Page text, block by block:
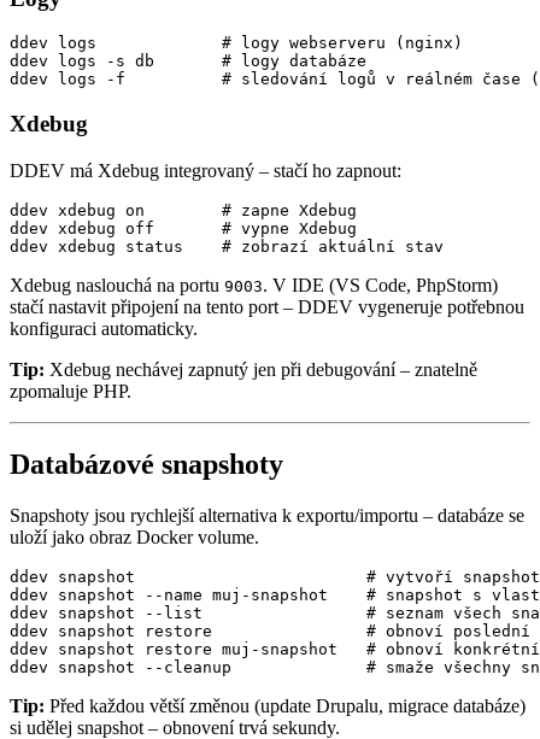
ddev logs             # logy webserveru (nginx)
ddev logs -s db       # logy databáze
ddev logs -f          # sledování logů v reálném čase
Xdebug
DDEV má Xdebug integrovaný – stačí ho zapnout:
ddev xdebug on        # zapne Xdebug
ddev xdebug off       # vypne Xdebug
ddev xdebug status    # zobrazí aktuální stav
Xdebug naslouchá na portu 9003. V IDE (VS Code, PhpStorm)
stačí nastavit připojení na tento port – DDEV vygeneruje potřebnou
konfiguraci automaticky.
Tip: Xdebug nechávej zapnutý jen při debugování – znatelně
zpomaluje PHP.
Databázové snapshoty
Snapshoty jsou rychlejší alternativa k exportu/importu – databáze se
uloží jako obraz Docker volume.
ddev snapshot                        # vytvoří snapshot s
ddev snapshot --name muj-snapshot    # snapshot s
ddev snapshot --list                 # seznam všech
ddev snapshot restore                # obnoví poslední
ddev snapshot restore muj-snapshot   # obnoví
ddev snapshot --cleanup              # smaže všechny
Tip: Před každou větší změnou (update Drupalu, migrace databáze)
si udělej snapshot – obnovení trvá sekundy.